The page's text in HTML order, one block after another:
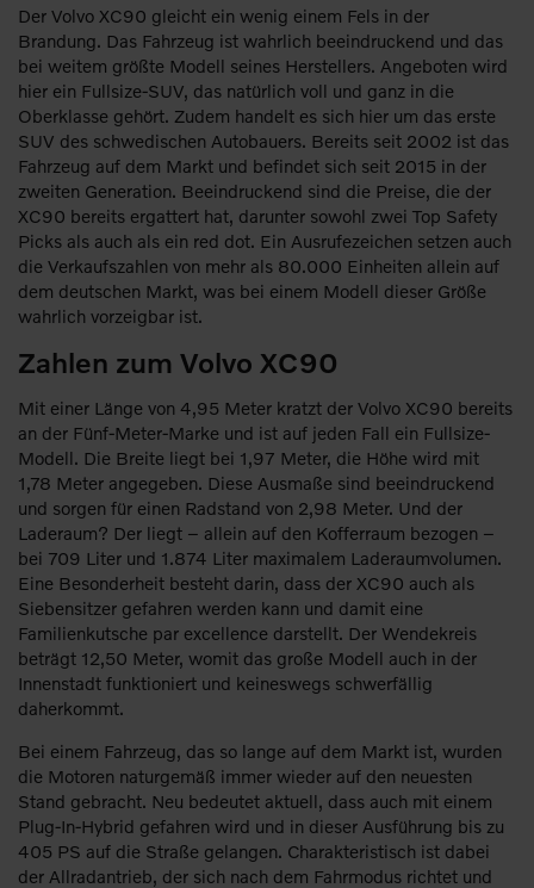
Der Volvo XC90 gleicht ein wenig einem Fels in der
Brandung. Das Fahrzeug ist wahrlich beeindruckend und das
bei weitem größte Modell seines Herstellers. Angeboten wird
hier ein Fullsize-SUV, das natürlich voll und ganz in die
Oberklasse gehört. Zudem handelt es sich hier um das erste
SUV des schwedischen Autobauers. Bereits seit 2002 ist das
Fahrzeug auf dem Markt und befindet sich seit 2015 in der
zweiten Generation. Beeindruckend sind die Preise, die der
XC90 bereits ergattert hat, darunter sowohl zwei Top Safety
Picks als auch als ein red dot. Ein Ausrufezeichen setzen auch
die Verkaufszahlen von mehr als 80.000 Einheiten allein auf
dem deutschen Markt, was bei einem Modell dieser Größe
wahrlich vorzeigbar ist.
Zahlen zum Volvo XC90
Mit einer Länge von 4,95 Meter kratzt der Volvo XC90 bereits
an der Fünf-Meter-Marke und ist auf jeden Fall ein Fullsize-
Modell. Die Breite liegt bei 1,97 Meter, die Höhe wird mit
1,78 Meter angegeben. Diese Ausmaße sind beeindruckend
und sorgen für einen Radstand von 2,98 Meter. Und der
Laderaum? Der liegt – allein auf den Kofferraum bezogen –
bei 709 Liter und 1.874 Liter maximalem Laderaumvolumen.
Eine Besonderheit besteht darin, dass der XC90 auch als
Siebensitzer gefahren werden kann und damit eine
Familienkutsche par excellence darstellt. Der Wendekreis
beträgt 12,50 Meter, womit das große Modell auch in der
Innenstadt funktioniert und keineswegs schwerfällig
daherkommt.
Bei einem Fahrzeug, das so lange auf dem Markt ist, wurden
die Motoren naturgemäß immer wieder auf den neuesten
Stand gebracht. Neu bedeutet aktuell, dass auch mit einem
Plug-In-Hybrid gefahren wird und in dieser Ausführung bis zu
405 PS auf die Straße gelangen. Charakteristisch ist dabei
der Allradantrieb, der sich nach dem Fahrmodus richtet und